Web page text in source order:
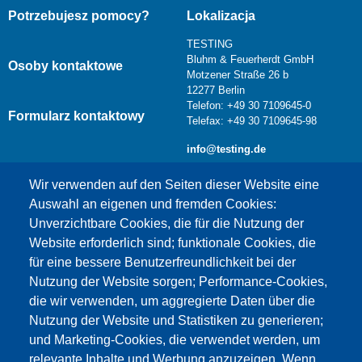
Wir verwenden auf den Seiten dieser Website eine
Auswahl an eigenen und fremden Cookies:
Unverzichtbare Cookies, die für die Nutzung der
Website erforderlich sind; funktionale Cookies, die
für eine bessere Benutzerfreundlichkeit bei der
Nutzung der Website sorgen; Performance-Cookies,
die wir verwenden, um aggregierte Daten über die
Nutzung der Website und Statistiken zu generieren;
und Marketing-Cookies, die verwendet werden, um
Potrzebujesz pomocy?
Osoby kontaktowe
Formularz kontaktowy
Lokalizacja
TESTING
Bluhm & Feuerherdt GmbH
Motzener Straße 26 b
12277 Berlin
Telefon: +49 30 7109645-0
Telefax: +49 30 7109645-98
info@testing.de
Dieser Inhalt ist blockiert, da die Google Maps
Cookies nicht akzeptiert wurden.